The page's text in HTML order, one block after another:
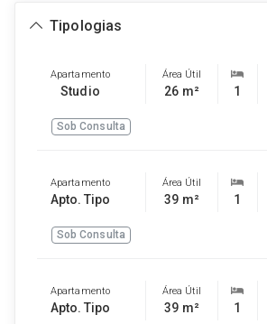
Tipologias
Apartamento
Studio
Área Útil
26 m² 1
Sob Consulta
Apartamento
Apto. Tipo
Área Útil
39 m² 1
Sob Consulta
Apartamento
Apto. Tipo
Área Útil
39 m² 1